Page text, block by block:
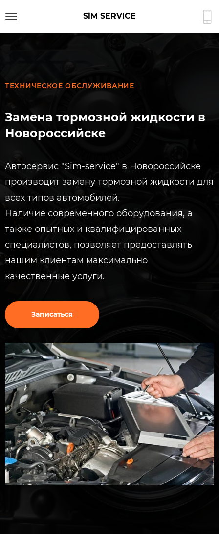
SiM SERVICE
ТЕХНИЧЕСКОЕ ОБСЛУЖИВАНИЕ
Замена тормозной жидкости в
Новороссийске​
Автосервис "Sim-service" в Новороссийске
производит замену тормозной жидкости для
всех типов автомобилей.
Наличие современного оборудования, а
также опытных и квалифицированных
специалистов, позволяет предоставлять
нашим клиентам максимально
качественные услуги.
Записаться